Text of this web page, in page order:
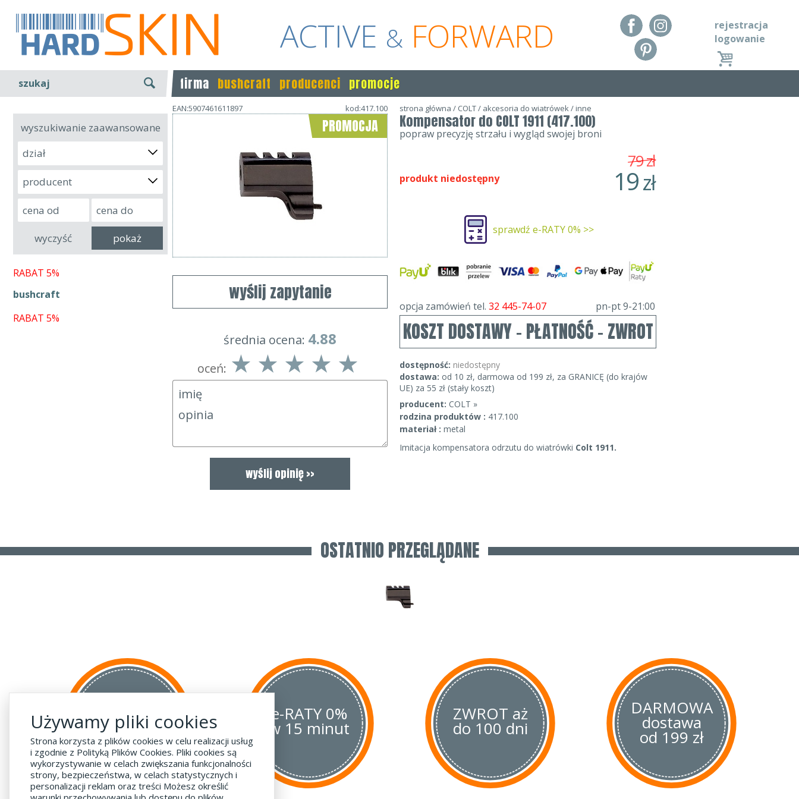
ACTIVE & FORWARD
rejestracja
logowanie
szukaj firma bushcraft producenci promocje
wyszukiwanie zaawansowane
dział
producent
RABAT 5%
bushcraft
RABAT 5%
EAN:5907461611897 kod:417.100
PROMOCJA
wyślij zapytanie
średnia ocena: 4.88
oceń:
strona główna / COLT/ akcesoria do wiatrówek/inne
Kompensator do COLT 1911 (417.100)
popraw precyzję strzału i wygląd swojej broni
19zł
79zł
produkt niedostępny
sprawdź e-RATY 0% >>
opcja zamówień tel. 32 445-74-07 pn-pt 9-21:00
KOSZT DOSTAWY - PŁATNOŚĆ - ZWROT
dostępność: niedostępny
dostawa: od 10 zł, darmowa od 199 zł, za GRANICĘ (do krajów
UE) za 55 zł (stały koszt)
producent: COLT »
rodzina produktów : 417.100
materiał : metal
Imitacja kompensatora odrzutu do wiatrówki Colt 1911.
OSTATNIO PRZEGLĄDANE
do krajów UE
za 55 zł
e-RATY 0%
w 15 minut
ZWROT aż
do 100 dni
DARMOWA
dostawa
od 199 zł
Używamy pliki cookies
Strona korzysta z plików cookies w celu realizacji usług
i zgodnie z Polityką Plików Cookies. Pliki cookies są
wykorzystywanie w celach zwiększania funkcjonalności
strony, bezpieczeństwa, w celach statystycznych i
personalizacji reklam oraz treści Możesz określić